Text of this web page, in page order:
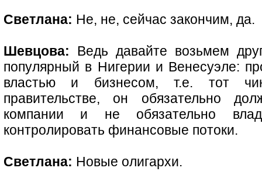
Светлана: Не, не, сейчас закончим, да.
Шевцова: Ведь давайте возьмем
популярный в Нигерии и Венесуэле:
властью и бизнесом, т.е. тот
правительстве, он обязательно
компании и не обязательно
контролировать финансовые потоки.
Светлана: Новые олигархи.